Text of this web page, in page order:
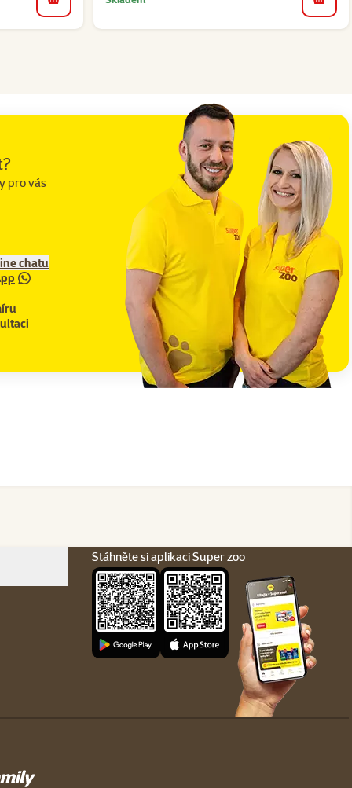
do košíku do
pro vás
chatu
Stáhněte si aplikaci Super zoo